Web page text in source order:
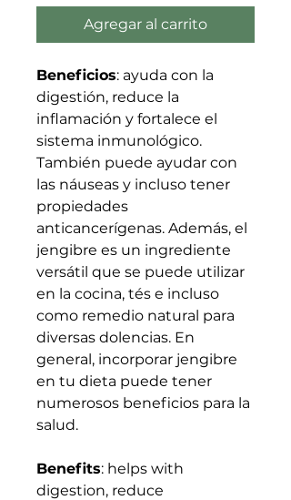
Agregar al carrito
Beneficios: ayuda con la
digestión, reduce la
inflamación y fortalece el
sistema inmunológico.
También puede ayudar con
las náuseas y incluso tener
propiedades
anticancerígenas. Además, el
jengibre es un ingrediente
versátil que se puede utilizar
en la cocina, tés e incluso
como remedio natural para
diversas dolencias. En
general, incorporar jengibre
en tu dieta puede tener
numerosos beneficios para la
salud.
Benefits: helps with
digestion, reduce